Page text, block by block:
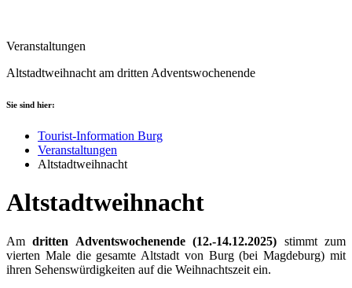
Veranstaltungen
Altstadtweihnacht am dritten Adventswochenende
Sie sind hier:
Tourist-Information Burg
Veranstaltungen
Altstadtweihnacht
Altstadtweihnacht
Amdritten Adventswochenende (12.-14.12.2025) stimmt zum
vierten Male die gesamte Altstadt von Burg (bei Magdeburg) mit
ihren Sehenswürdigkeiten auf die Weihnachtszeit ein.